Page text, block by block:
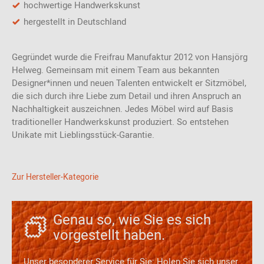
-Canvas:eleganter Bezugstoff aus Wolle mit einer ruhigen,
einfarbigen Anmutung, die bei näherer Betrachtung schimmernde
Farbnuancen, feine Kontraste und elegante Strukturen enthält.
Nylon, materialgefärbt. Farbunterschiede können vorkommen. In
unserem Onlineshop erhalten Sie verschiedene Farbvarianten
-Harald: innovative Mischung aus 100% Baumwolle,
stückgefärbt. Das Muster ist Baumwollvelours ohne
Webkante.Farbunterschiede können vorkommen. In unserem
Onlineshop erhalten Sie verschiedene Farbvarianten.
-Muscat:
0,9 - 1,1 mm Rind Nubukleder mit eleganter, patinierter
Oberfläche
-Elmosoft:Eiches geschmeidiges Semi Anilinleder
-Adora:0,9 - 1,1 mm rein anilines naturbelassenes Rindleder
-Opium:1,0 - 1,2 mm Superweiches, naturbelasenes Nappaleder
mit einzigartigem Griff
hochwertige Handwerkskunst
hergestellt in Deutschland
Gegründet wurde die Freifrau Manufaktur 2012 von Hansjörg
Helweg. Gemeinsam mit einem Team aus bekannten
Designer*innen und neuen Talenten entwickelt er Sitzmöbel,
die sich durch ihre Liebe zum Detail und ihren Anspruch an
Nachhaltigkeit auszeichnen. Jedes Möbel wird auf Basis
traditioneller Handwerkskunst produziert. So entstehen
Unikate mit Lieblingsstück-Garantie.
Zur Hersteller-Kategorie
Genau so, wie Sie es sich
vorgestellt haben.